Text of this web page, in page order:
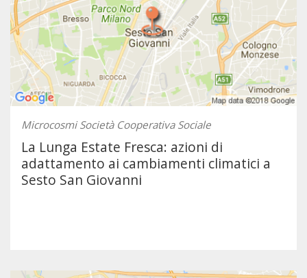
Microcosmi Società Cooperativa Sociale
La Lunga Estate Fresca: azioni di
adattamento ai cambiamenti climatici a
Sesto San Giovanni